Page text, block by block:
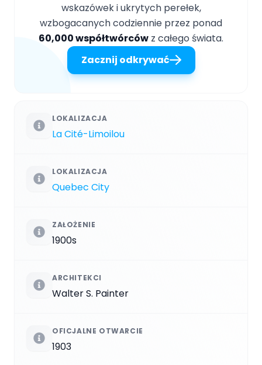
wskazówek i ukrytych perełek,
wzbogacanych codziennie przez ponad
60,000 współtwórców z całego świata.
Zacznij odkrywać
LOKALIZACJA
La Cité-Limoilou
LOKALIZACJA
Quebec City
ZAŁOŻENIE
1900s
ARCHITEKCI
Walter S. Painter
OFICJALNE OTWARCIE
1903